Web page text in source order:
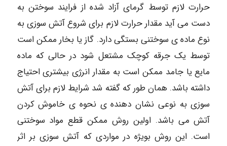
حرارت لازم توسط گرمای آزاد شده از فرایند سوختن به
دست می آید مقدار حرارت لازم برای شروع آتش سوزی به
نوع ماده ی سوختنی بستگی دارد. گاز یا بخار ممکن است
توسط یک جرقه کوچک مشتعل شود در حالی که ماده
مایع یا جامد ممکن است به مقدار انرژی بیشتری احتیاج
داشته باشد. همان طور که گفته شد شرایط لازم برای آتش
سوزی به نوعی نشان دهنده ی نحوه ی خاموش کردن
آتش می باشد. اولین روش ممکن قطع مواد سوختنی
است. این روش بویژه در مواردی که آتش سوزی بر اثر